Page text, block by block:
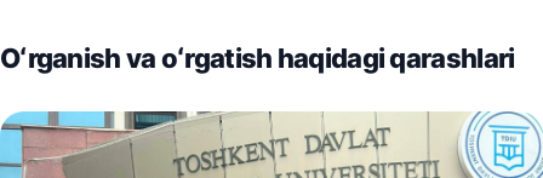
Oʻrganish va oʻrgatish haqidagi qarashlari